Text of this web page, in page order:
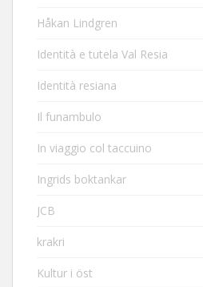
Håkan Lindgren
Identità e tutela Val Resia
Identità resiana
Il funambulo
In viaggio col taccuino
Ingrids boktankar
JCB
krakri
Kultur i öst